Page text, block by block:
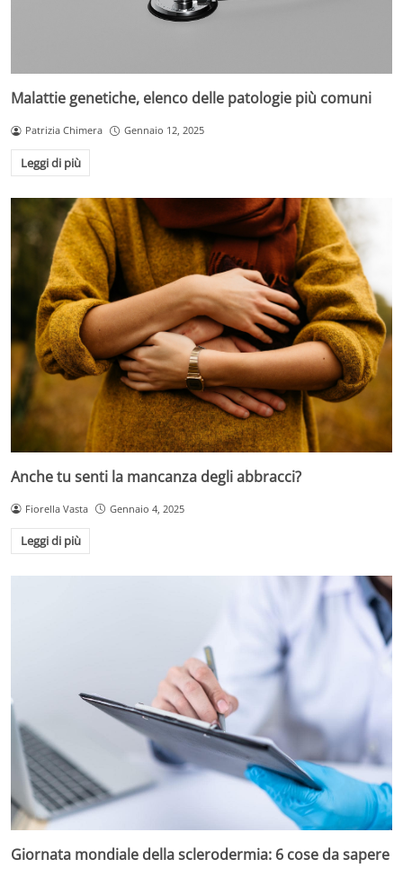
Malattie genetiche, elenco delle patologie più comuni
Patrizia Chimera Gennaio 12, 2025
Leggi di più
Anche tu senti la mancanza degli abbracci?
Fiorella Vasta Gennaio 4, 2025
Leggi di più
Giornata mondiale della sclerodermia: 6 cose da sapere